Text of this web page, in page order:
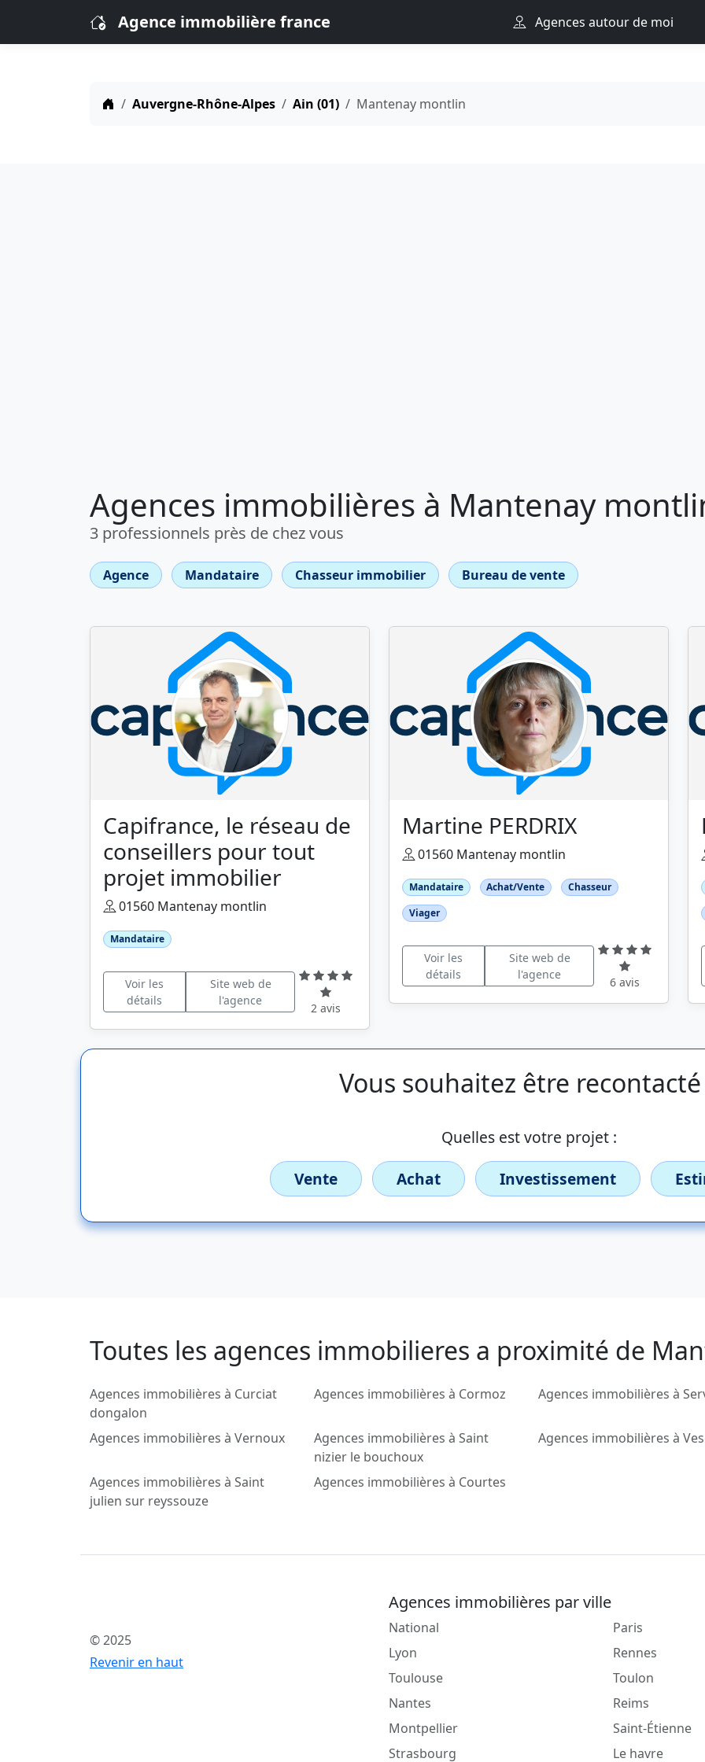
Agence immobilière france Agences autour de moi
Auvergne-Rhône-Alpes Ain (01) Mantenay montlin
Agences immobilières à Mantenay
3 professionnels près de chez vous
Agence Mandataire Chasseur immobilier Bureau de vente
Capifrance, le réseau de
conseillers pour tout
projet immobilier
01560 Mantenay montlin
Mandataire
Voir les
détails
Site web de
l'agence
2 avis
Martine PERDRIX
01560 Mantenay montlin
Mandataire Achat/Vente
Chasseur
Viager
Voir les
détails
Site web de
l'agence
6 avis
Vous souhaitez être recontacté
Quelles est votre projet :
Vente
Achat Investissement
Toutes les agences immobilieres a proximité de
Agences immobilières à Curciat
dongalon
Agences immobilières à Cormoz Agences immobilières à
Agences immobilières à Vernoux
Agences immobilières à Saint
nizier le bouchoux
Agences immobilières à
Agences immobilières à Saint
julien sur reyssouze
Agences immobilières à Courtes
© 2025
Revenir en haut
Agences immobilières par ville
National
Lyon
Toulouse
Nantes
Montpellier
Strasbourg
Paris
Rennes
Toulon
Reims
Saint-Étienne
Le havre